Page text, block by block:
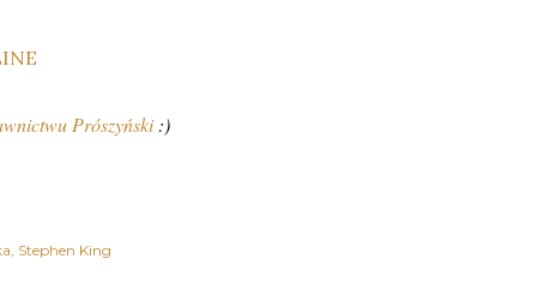
Prószyński:)
Stephen King